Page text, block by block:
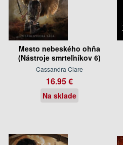
Mesto nebeského ohňa
(Nástroje smrteľníkov 6)
Cassandra Clare
16.95 €
Na sklade